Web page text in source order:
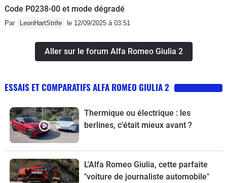
Code P0238-00 et mode dégradé
Par LeonHartStrife le 12/09/2025 à 03:51
Aller sur le forum Alfa Romeo Giulia 2
ESSAIS ET COMPARATIFS ALFA ROMEO GIULIA 2
Thermique ou électrique : les
berlines, c'était mieux avant ?
L'Alfa Romeo Giulia, cette parfaite
"voiture de journaliste automobile"